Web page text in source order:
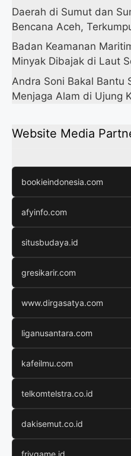
Daerah di Sumut dan
Bencana Aceh,
Badan Keamanan
Minyak Dibajak di Laut
Andra Soni Bakal Bantu
Menjaga Alam di Ujung
Website Media
bookieindonesia.com
afyinfo.com
situsbudaya.id
gresikarir.com
www.dirgasatya.com
liganusantara.com
kafeilmu.com
telkomtelstra.co.id
dakisemut.co.id
frivgame.id